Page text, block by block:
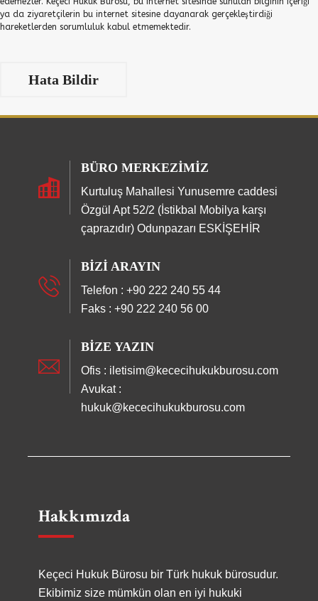
ya da ziyaretçilerin bu internet sitesine dayanarak gerçekleştirdiği
hareketlerden sorumluluk kabul etmemektedir.
Hata Bildir
BÜRO MERKEZIMIZ
Kurtuluş Mahallesi Yunusemre caddesi
Özgül Apt 52/2 (İstikbal Mobilya karşı
çaprazıdır) Odunpazarı ESKİŞEHİR
BIZI ARAYIN
Telefon : +90 222 240 55 44
Faks : +90 222 240 56 00
BIZE YAZIN
Ofis : iletisim@kececihukukburosu.com
Avukat :
hukuk@kececihukukburosu.com
Hakkımızda
Keçeci Hukuk Bürosu bir Türk hukuk bürosudur.
Ekibimiz size mümkün olan en iyi hukuki